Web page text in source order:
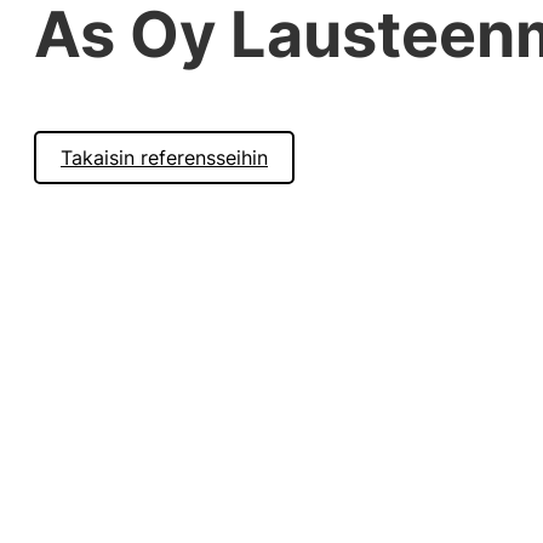
As Oy
Takaisin referensseihin